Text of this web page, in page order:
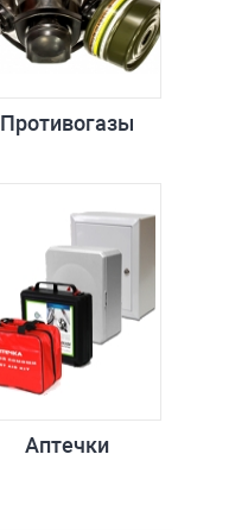
Противогазы
Аптечки